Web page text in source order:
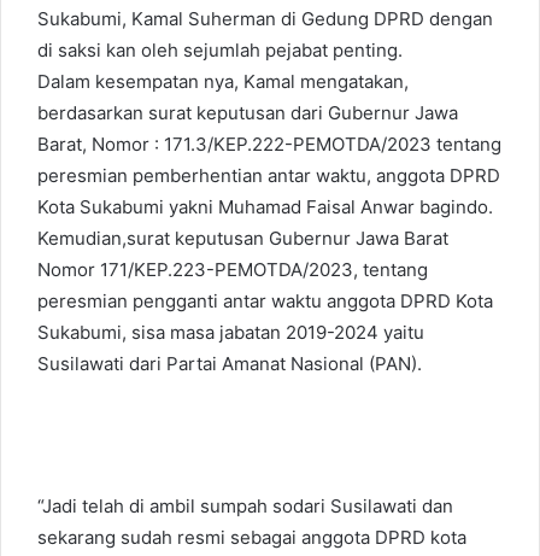
Sukabumi, Kamal Suherman di Gedung DPRD dengan
di saksi kan oleh sejumlah pejabat penting.
Dalam kesempatan nya, Kamal mengatakan,
berdasarkan surat keputusan dari Gubernur Jawa
Barat, Nomor : 171.3/KEP.222-PEMOTDA/2023 tentang
peresmian pemberhentian antar waktu, anggota DPRD
Kota Sukabumi yakni Muhamad Faisal Anwar bagindo.
Kemudian,surat keputusan Gubernur Jawa Barat
Nomor 171/KEP.223-PEMOTDA/2023, tentang
peresmian pengganti antar waktu anggota DPRD Kota
Sukabumi, sisa masa jabatan 2019-2024 yaitu
Susilawati dari Partai Amanat Nasional (PAN).
“Jadi telah di ambil sumpah sodari Susilawati dan
sekarang sudah resmi sebagai anggota DPRD kota